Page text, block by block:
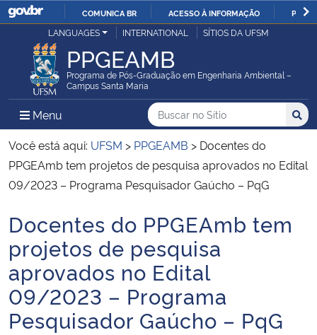
IR
PARA
O
COMUNICA BR ACESSO À INFORMAÇÃO
Ministério da Justiça e Segurança Pública
Ministério da Defesa
Ministério das Relações Exteriores
Ministério da Economia
Ministério da Infraestrutura
Ministério da Agricultura, Pecuária e Abastecimento
Ministério da Educação
Ministério da Cidadania
LANGUAGES INTERNATIONAL SÍTIOS DA UFSM
PPGEAMB
Programa de Pós-Graduação em Engenharia Ambiental –
Campus Santa Maria
Menu Menu Principal do Sítio
Busca
Buscar no no Sítio
Busca:
Você está aqui: UFSM > PPGEAMB > Docentes do
PPGEAmb tem projetos de pesquisa aprovados no Edital
09/2023 – Programa Pesquisador Gaúcho – PqG
Início do conteúdo
Docentes do PPGEAmb tem
projetos de pesquisa
aprovados no Edital
09/2023 – Programa
Pesquisador Gaúcho – PqG